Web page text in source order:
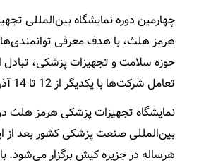
چهارمین دوره نمایشگاه بین‌المللی
هرمز هلث، با هدف معرفی
حوزه سلامت و تجهیزات پزشکی، تبادل
تعامل شرکت‌ها با یکدیگر از 12 تا 14 آذر 96 برگزار شد.
نمایشگاه تجهیزات پزشکی هرمز هلث
بین‌المللی صنعت پزشکی کشور بعد از
هرساله در جزیره کیش برگزار می‌شود.